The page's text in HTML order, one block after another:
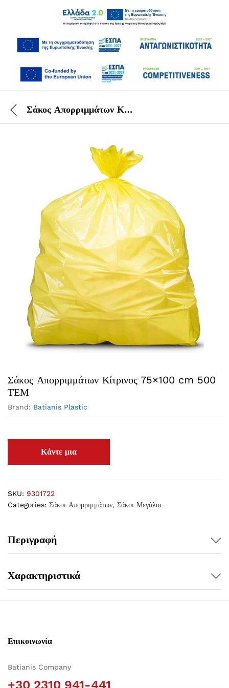
Σάκος Απορριμμάτων Κίτρινος 75×100 cm 500 ΤΕΜ
Σάκος Απορριμμάτων Κίτρινος 75×100 cm 500
ΤΕΜ
Brand: Batianis Plastic
SKU: 9301722
Categories: Σάκοι Απορριμμάτων, Σάκοι Μεγάλοι
Περιγραφή
Χαρακτηριστικά
Επικοινωνία
Batianis Company
+30 2310 941-441